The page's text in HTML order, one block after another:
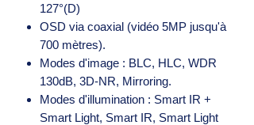
127°(D)
OSD via coaxial (vidéo 5MP jusqu'à
700 mètres).
Modes d'image : BLC, HLC, WDR
130dB, 3D-NR, Mirroring.
Modes d'illumination : Smart IR +
Smart Light, Smart IR, Smart Light